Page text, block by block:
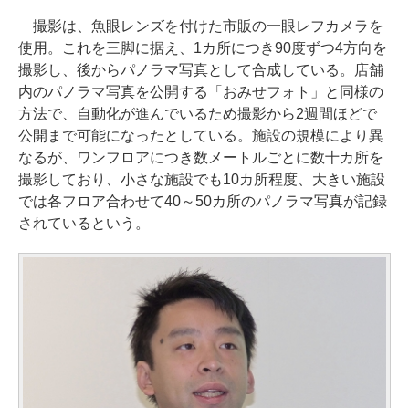
撮影は、魚眼レンズを付けた市販の一眼レフカメラを
使用。これを三脚に据え、1カ所につき90度ずつ4方向を
撮影し、後からパノラマ写真として合成している。店舗
内のパノラマ写真を公開する「おみせフォト」と同様の
方法で、自動化が進んでいるため撮影から2週間ほどで
公開まで可能になったとしている。施設の規模により異
なるが、ワンフロアにつき数メートルごとに数十カ所を
撮影しており、小さな施設でも10カ所程度、大きい施設
では各フロア合わせて40～50カ所のパノラマ写真が記録
されているという。